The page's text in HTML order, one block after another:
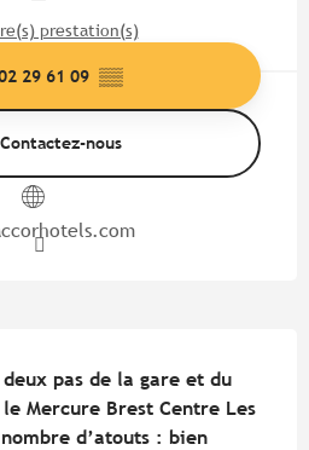
prestation(s)
29 61 09 ▒▒
Contactez-nous
pas de la gare et du
Mercure Brest Centre Les
d’atouts : bien